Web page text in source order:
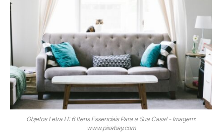
Objetos Letra H: 6 Itens Essenciais Para a Sua Casa! - Imagem:
www.pixabay.com